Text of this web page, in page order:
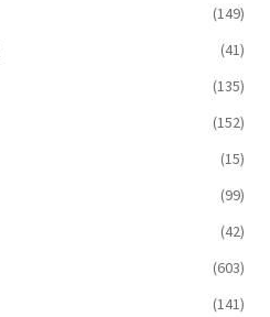
(149)
(41)
(135)
(152)
(15)
(99)
(42)
(603)
(141)